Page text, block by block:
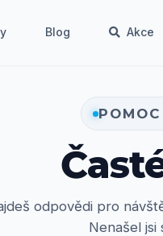
Blog Akce
odpovědi pro
Nenašel jsi